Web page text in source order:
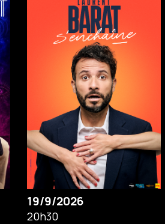
19/9/2026
20h30